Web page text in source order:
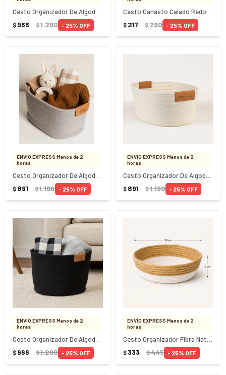
$ 966 $1.290 25 $ 217 $290 25
ENVÍO EXPRESS Menos de 2
horas
$ 891 $1.190 25
ENVÍO EXPRESS Menos de 2
horas
$ 891 $1.190 25
ENVÍO EXPRESS Menos de 2
horas
$ 966 $1.290 25
ENVÍO EXPRESS Menos de 2
horas
$ 333 $445 25